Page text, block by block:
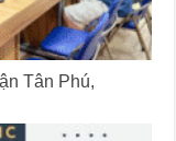
Tân Phú,